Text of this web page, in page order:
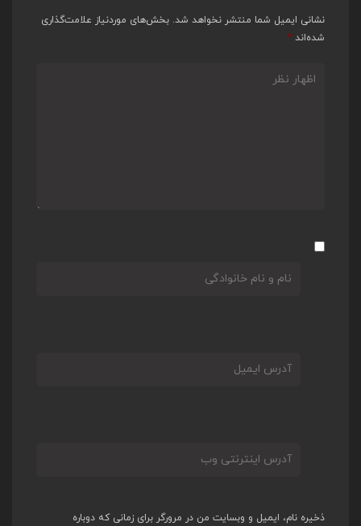
نشانی ایمیل شما منتشر نخواهد شد. بخش‌های موردنیاز علامت‌گذاری
شده‌اند *
ذخیره نام، ایمیل و وبسایت من در مرورگر برای زمانی که دوباره